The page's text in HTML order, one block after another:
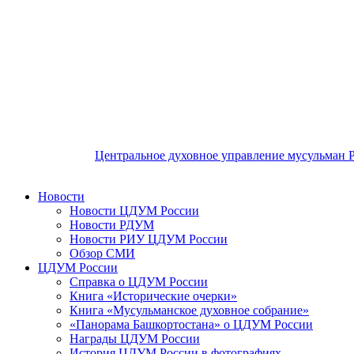
Центральное духовное управление мусульман
Новости
Новости ЦДУМ России
Новости РДУМ
Новости РИУ ЦДУМ России
Обзор СМИ
ЦДУМ России
Справка о ЦДУМ России
Книга «Исторические очерки»
Книга «Мусульманское духовное собрание»
«Панорама Башкортостана» о ЦДУМ России
Награды ЦДУМ России